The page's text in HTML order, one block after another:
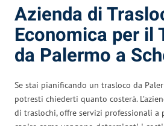
Azienda di
Economica per il
da Palermo a
Se stai pianificando un trasloco da
potresti chiederti quanto costerà.
di traslochi, offre servizi professionali a